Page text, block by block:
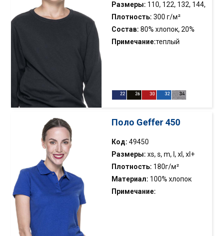
Размеры: 110, 122, 132, 144,
156, 168
Плотность: 300 г/м²
Состав: 80% хлопок, 20%
полиэстер
Примечание:теплый
кромка; саржевая полоска;
Поло Geffer 450
Код: 49450
Размеры: xs, s, m, l, xl, xl+
Плотность: 180г/м²
Материал: 100% хлопок
Примечание: